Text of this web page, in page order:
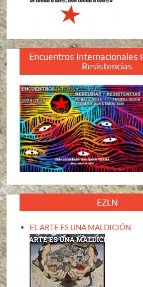
Encuentros Internacionales
Resistencias
EZLN
EL ARTE ES UNA MALDICIÓN